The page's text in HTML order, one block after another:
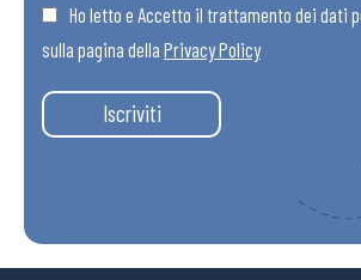
Ho letto e Accetto il trattamento dei dati
sulla pagina della Privacy Policy
Iscriviti